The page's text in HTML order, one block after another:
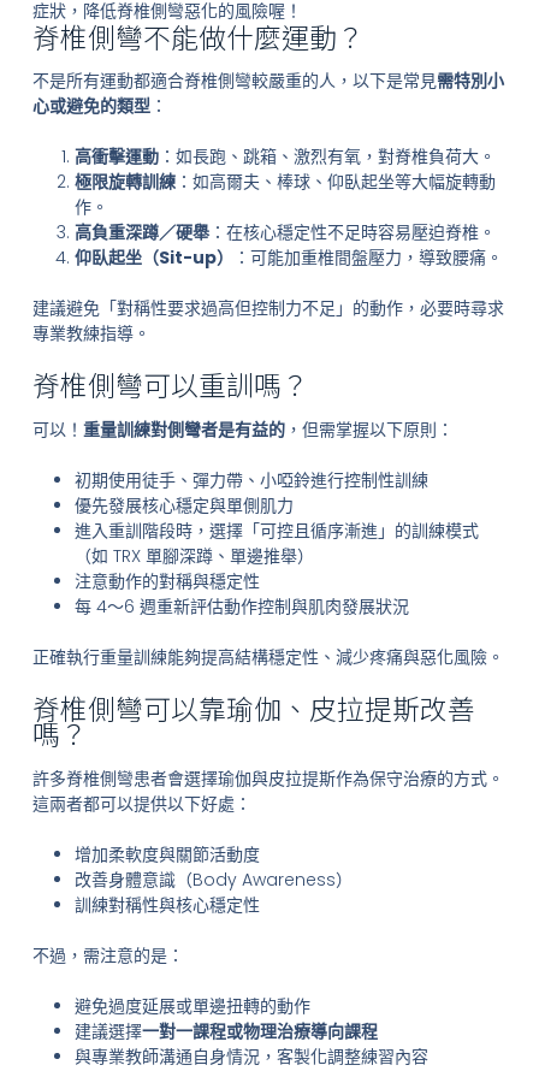
症狀，降低脊椎側彎惡化的風險喔！
脊椎側彎不能做什麼運動？
不是所有運動都適合脊椎側彎較嚴重的人，以下是常見需特別小
心或避免的類型：
高衝擊運動：如長跑、跳箱、激烈有氧，對脊椎負荷大。
極限旋轉訓練：如高爾夫、棒球、仰臥起坐等大幅旋轉動
作。
高負重深蹲／硬舉：在核心穩定性不足時容易壓迫脊椎。
仰臥起坐（Sit-up）
：可能加重椎間盤壓力，導致腰痛。
建議避免「對稱性要求過高但控制力不足」的動作，必要時尋求
專業教練指導。
脊椎側彎可以重訓嗎？
可以！ 重量訓練對側彎者是有益的，但需掌握以下原則：
初期使用徒手、彈力帶、小啞鈴進行控制性訓練
優先發展核心穩定與單側肌力
進入重訓階段時，選擇「可控且循序漸進」的訓練模式
（如 TRX 單腳深蹲、單邊推舉）
注意動作的對稱與穩定性
每 4～6 週重新評估動作控制與肌肉發展狀況
正確執行重量訓練能夠提高結構穩定性、減少疼痛與惡化風險。
脊椎側彎可以靠瑜伽、皮拉提斯改善
嗎？
許多脊椎側彎患者會選擇瑜伽與皮拉提斯作為保守治療的方式。
這兩者都可以提供以下好處：
增加柔軟度與關節活動度
改善身體意識（Body Awareness）
訓練對稱性與核心穩定性
不過，需注意的是：
避免過度延展或單邊扭轉的動作
建議選擇一對一課程或物理治療導向課程
與專業教師溝通自身情況，客製化調整練習內容